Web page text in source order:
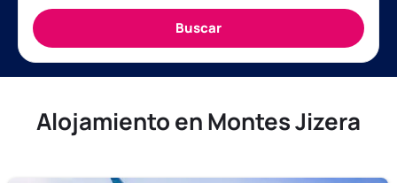
Alojamiento en Montes Jizera